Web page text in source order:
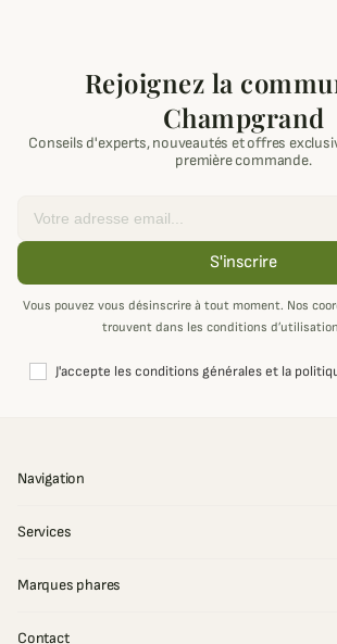
Rejoignez la
Champgrand
Conseils d'experts, nouveautés et offres
première commande.
S'inscrire
Vous pouvez vous désinscrire à tout moment. Nos
trouvent dans les conditions
J'accepte les conditions générales et la
Navigation
Services
Marques phares
Contact